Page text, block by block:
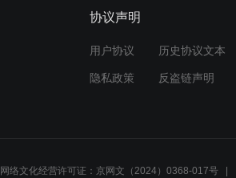
协议声明
用户协议 历史协议文本
隐私政策 反盗链声明
网络文化经营许可证：京网文（2024）0368-017号